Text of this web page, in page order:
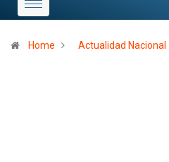
Home Actualidad Nacional